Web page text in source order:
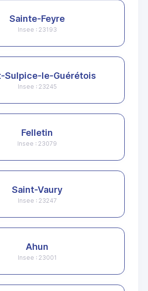
Sainte-Feyre
Insee : 23193
Sulpice-le-Guérétois
Insee : 23245
Felletin
Insee : 23079
Saint-Vaury
Insee : 23247
Ahun
Insee : 23001